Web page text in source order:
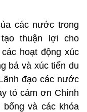
các nước trong
thuận lợi cho
hoạt động xúc
bá và xúc tiến du
đạo các nước
tỏ cảm ơn Chính
và các khóa